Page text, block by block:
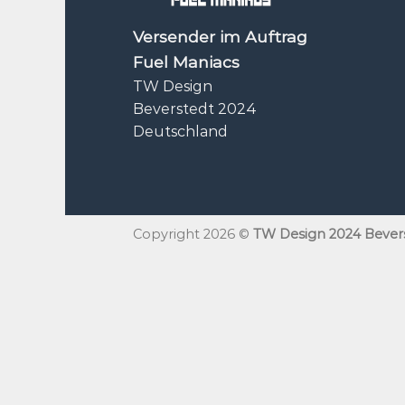
Versender im Auftrag
Fuel Maniacs
TW Design
Beverstedt 2024
Deutschland
Copyright 2026 © TW Design 2024